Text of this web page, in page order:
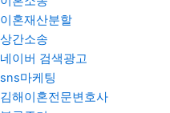
이혼재산분할
상간소송
네이버 검색광고
sns마케팅
김해이혼전문변호사